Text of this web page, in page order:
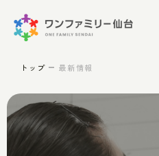
トップ 最新情報